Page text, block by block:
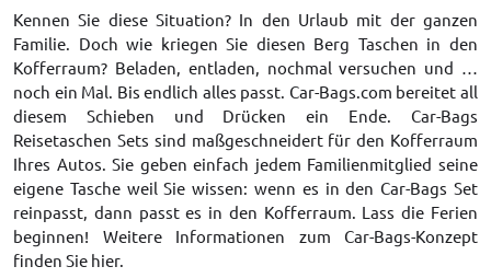
Kennen Sie diese Situation? In den Urlaub mit der ganzen
Familie. Doch wie kriegen Sie diesen Berg Taschen in den
Kofferraum? Beladen, entladen, nochmal versuchen und …
noch ein Mal. Bis endlich alles passt. Car-Bags.com bereitet all
diesem Schieben und Drücken ein Ende. Car-Bags
Reisetaschen Sets sind maßgeschneidert für den Kofferraum
Ihres Autos. Sie geben einfach jedem Familienmitglied seine
eigene Tasche weil Sie wissen: wenn es in den Car-Bags Set
reinpasst, dann passt es in den Kofferraum. Lass die Ferien
beginnen! Weitere Informationen zum Car-Bags-Konzept
finden Sie hier.